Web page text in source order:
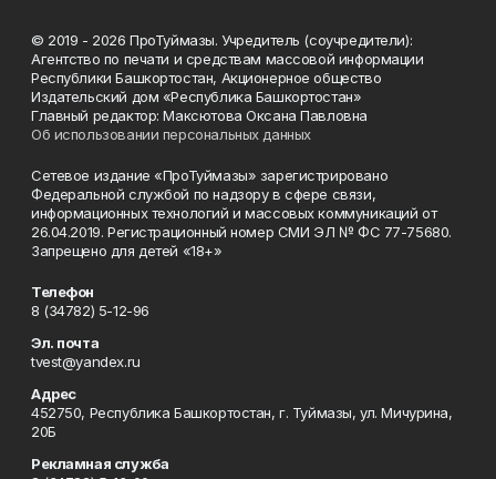
© 2019 - 2026 ПроТуймазы. Учредитель (соучредители):
Агентство по печати и средствам массовой информации
Республики Башкортостан, Акционерное общество
Издательский дом «Республика Башкортостан»
Главный редактор: Максютова Оксана Павловна
Об использовании персональных данных
Сетевое издание «ПроТуймазы» зарегистрировано
Федеральной службой по надзору в сфере связи,
информационных технологий и массовых коммуникаций от
26.04.2019. Регистрационный номер СМИ ЭЛ № ФС 77-75680.
Запрещено для детей «18+»
Телефон
8 (34782) 5-12-96
Эл. почта
tvest@yandex.ru
Адрес
452750, Республика Башкортостан, г. Туймазы, ул. Мичурина,
20Б
Рекламная служба